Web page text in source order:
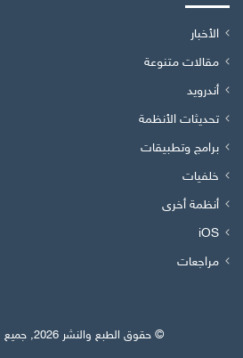
الأخبار
مقالات متنوعة
أندرويد
تحديثات الأنظمة
برامج وتطبيقات
خلفيات
أنظمة أخرى
iOS
مراجعات
© حقوق الطبع والنشر 2026, جميع الحقوق محفوظة